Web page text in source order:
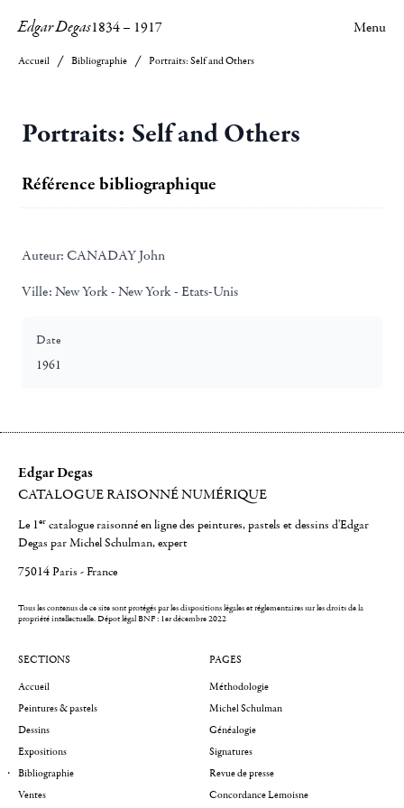
Edgar Degas1834– 1917 Menu
Accueil Bibliographie Portraits: Self and Others
Portraits: Self and Others
Référence bibliographique
Auteur: CANADAY John
Ville: New York - New York - Etats-Unis
Date
1961
Edgar Degas
CATALOGUE RAISONNÉ NUMÉRIQUE
Le 1er catalogue raisonné en ligne des peintures, pastels et dessins d'Edgar
Degas par Michel Schulman, expert
75014 Paris - France
Tous les contenus de ce site sont protégés par les dispositions légales et réglementaires sur les droits de la
propriété intellectuelle.Dépot légal BNF : 1er décembre 2022
SECTIONS
Accueil
Peintures & pastels
Dessins
Expositions
Bibliographie
Ventes
PAGES
Méthodologie
Michel Schulman
Généalogie
Signatures
Revue de presse
Concordance Lemoisne